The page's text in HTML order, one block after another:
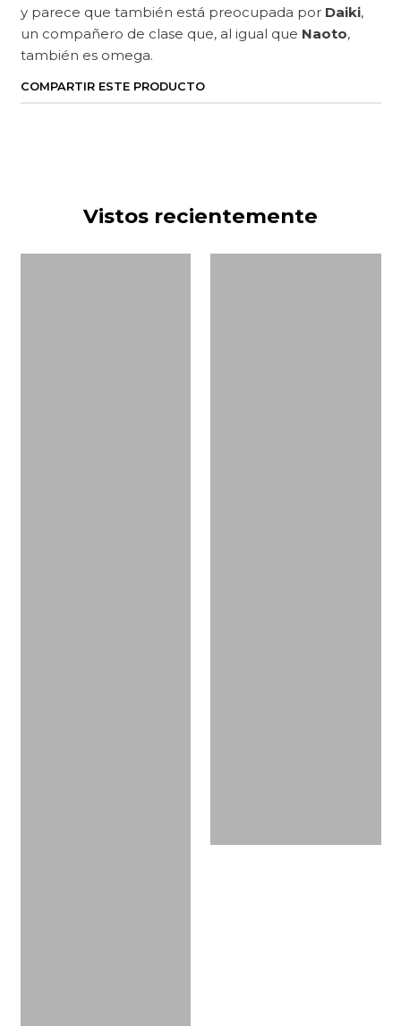
y parece que también está preocupada por Daiki,
un compañero de clase que, al igual que Naoto,
también es omega.
COMPARTIR ESTE PRODUCTO
Vistos recientemente